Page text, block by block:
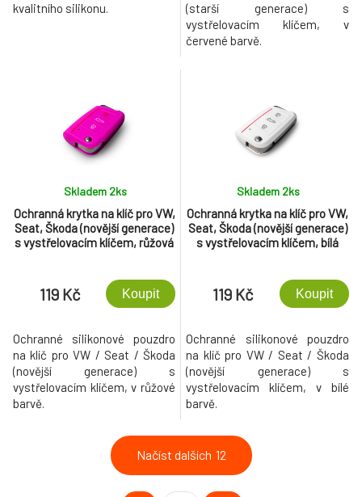
kvalitního silikonu.
(starší generace) s
vystřelovacím klíčem, v
červené barvě.
Ochranná krytka na klíč pro VW,
Seat, Škoda (novější generace)
s vystřelovacím klíčem, růžová
Skladem 2ks
119 Kč Koupit
Ochranné silikonové pouzdro
na klíč pro VW / Seat / Škoda
(novější generace) s
vystřelovacím klíčem, v růžové
barvě.
Ochranná krytka na klíč pro VW,
Seat, Škoda (novější generace)
s vystřelovacím klíčem, bílá
Skladem 2ks
119 Kč Koupit
Ochranné silikonové pouzdro
na klíč pro VW / Seat / Škoda
(novější generace) s
vystřelovacím klíčem, v bílé
barvě.
Načíst dalších 12